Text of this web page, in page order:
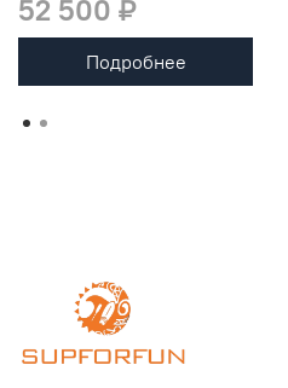
52 500 ₽
Подробнее